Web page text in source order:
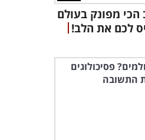
מפונק בעולם
לכם את הלב!